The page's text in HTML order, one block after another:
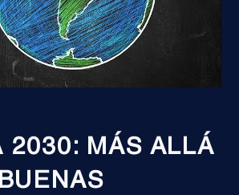
2030: MÁS ALLÁ